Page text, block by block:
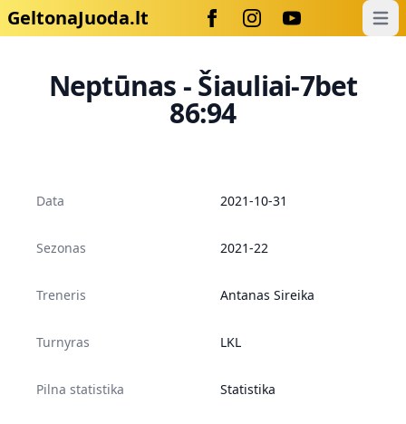
GeltonaJuoda.lt
Neptūnas - Šiauliai-7bet
86:94
Data 2021-10-31
Sezonas 2021-22
Treneris Antanas Sireika
Turnyras LKL
Pilna statistika Statistika